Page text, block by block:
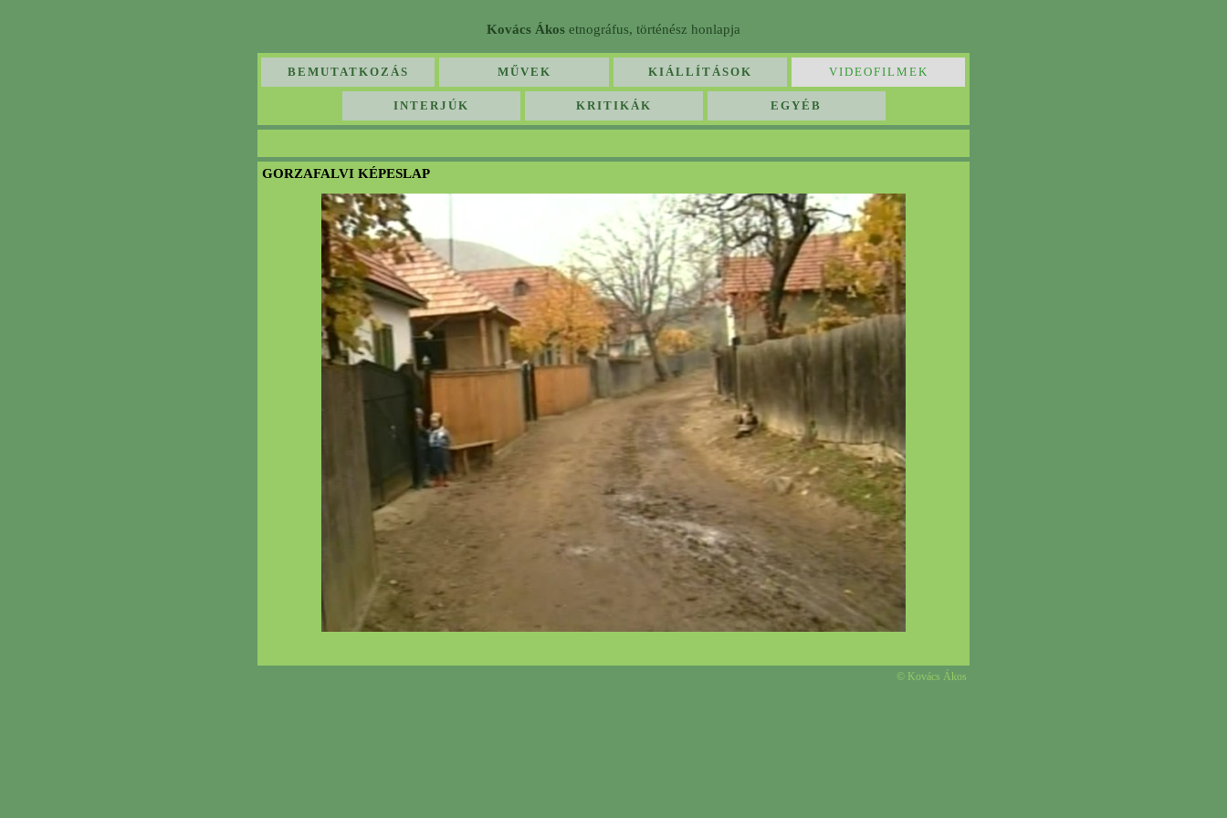
Kovács Ákos etnográfus, történész honlapja
BEMUTATKOZÁS MŰVEK KIÁLLÍTÁSOK VIDEOFILMEK
INTERJÚK KRITIKÁK EGYÉB
GORZAFALVI KÉPESLAP
© Kovács Ákos